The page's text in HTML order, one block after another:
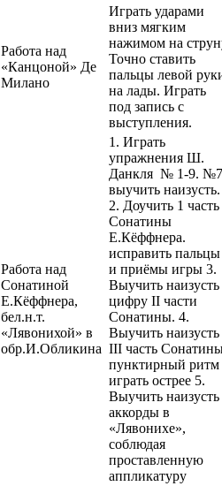
Работа над
«Канцоной» Де
Милано
Играть ударами
вниз мягким
нажимом на
Точно ставить
пальцы левой
на лады. Играть
под запись с
выступления.
Работа над
Сонатиной
Е.Кёффнера,
бел.н.т.
«Лявонихой» в
обр.И.Обликина
1. Играть
упражнения Ш.
Данкля № 1-9.
выучить наизусть.
2. Доучить 1 часть
Сонатины
Е.Кёффнера.
исправить пальцы
и приёмы игры 3.
Выучить наизусть
цифру II части
Сонатины. 4.
Выучить наизусть
III часть
пунктирный ритм
играть острее 5.
Выучить наизусть
аккорды в
«Лявонихе»,
соблюдая
проставленную
аппликатуру